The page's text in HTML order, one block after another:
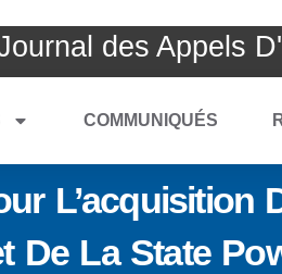
des Appels
COMMUNIQUÉS
L’acquisition
La State